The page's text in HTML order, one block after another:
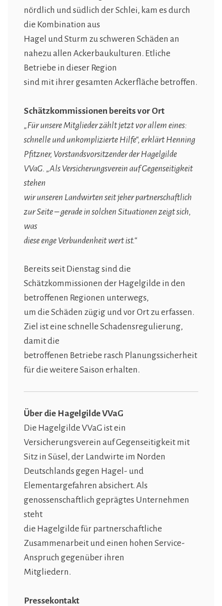
nördlich und südlich der Schlei, kam es durch
die Kombination aus
Hagel und Sturm zu schweren Schäden an
nahezu allen Ackerbaukulturen. Etliche
Betriebe in dieser Region
sind mit ihrer gesamten Ackerfläche betroffen.
Schätzkommissionen bereits vor Ort
„Für unsere Mitglieder zählt jetzt vor allem eines:
schnelle und unkomplizierte Hilfe“, erklärt Henning
Pfitzner, Vorstandsvorsitzender der Hagelgilde
VVaG. „Als Versicherungsverein auf Gegenseitigkeit
stehen
wir unseren Landwirten seit jeher partnerschaftlich
zur Seite – gerade in solchen Situationen zeigt sich,
was
diese enge Verbundenheit wert ist.“
Bereits seit Dienstag sind die
Schätzkommissionen der Hagelgilde in den
betroffenen Regionen unterwegs,
um die Schäden zügig und vor Ort zu erfassen.
Ziel ist eine schnelle Schadensregulierung,
damit die
betroffenen Betriebe rasch Planungssicherheit
für die weitere Saison erhalten.
Über die Hagelgilde VVaG
Die Hagelgilde VVaG ist ein
Versicherungsverein auf Gegenseitigkeit mit
Sitz in Süsel, der Landwirte im Norden
Deutschlands gegen Hagel- und
Elementargefahren absichert. Als
genossenschaftlich geprägtes Unternehmen
steht
die Hagelgilde für partnerschaftliche
Zusammenarbeit und einen hohen Service-
Anspruch gegenüber ihren
Mitgliedern.
Pressekontakt